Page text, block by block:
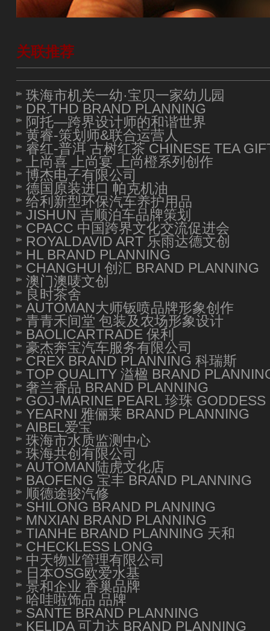
关联推荐
珠海市机关一幼·宝贝一家幼儿园
DR.THD BRAND PLANNING
阿托—跨界设计师的和谐世界
黄睿-策划师&联合运营人
睿红-普洱 古树红茶 CHINESE TEA
上尚喜 上尚宴 上尚橙系列创作
博杰电子有限公司
德国原装进口 帕克机油
给利新型环保汽车养护用品
JISHUN 吉顺泊车品牌策划
CPACC 中国跨界文化交流促进会
ROYALDAVID ART 乐雨达德文创
HL BRAND PLANNING
CHANGHUI 创汇 BRAND PLANNING
澳门澳唛文创
良时茶舍
AUTOMAN大师钣喷品牌形象创作
青青禾间堂 包装及农场形象设计
BAOLICARTRADE 保利
豪杰奔宝汽车服务有限公司
CREX BRAND PLANNING 科瑞斯
TOP QUALITY 溢楹 BRAND
奢兰香品 BRAND PLANNING
GOJ-MARINE PEARL 珍珠
YEARNI 雅俪莱 BRAND PLANNING
AIBEL爱宝
珠海市水质监测中心
珠海共创有限公司
AUTOMAN陆虎文化店
BAOFENG 宝丰 BRAND PLANNING
顺德途骏汽修
SHILONG BRAND PLANNING
MNXIAN BRAND PLANNING
TIANHE BRAND PLANNING 天和
CHECKLESS LONG
中天物业管理有限公司
日本OSG欧爱水基
景和企业 香巢品牌
哈哇啦饰品 品牌
SANTE BRAND PLANNING
KELIDA 可力达 BRAND PLANNING